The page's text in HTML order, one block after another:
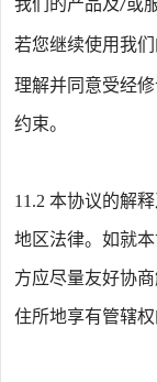
我们的产品及/或
若您继续使用我
理解并同意受经
约束。
11.2本协议的解
地区法律。如就
方应尽量友好协
住所地享有管辖权